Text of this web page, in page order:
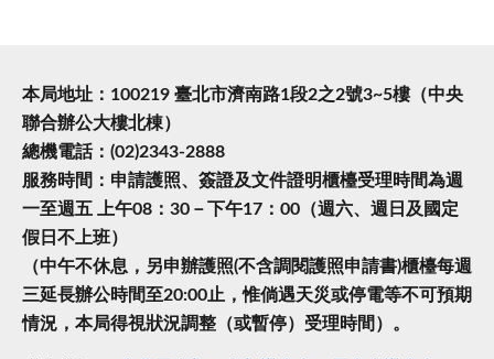
本局地址：100219 臺北市濟南路1段2之2號3~5樓（中央
聯合辦公大樓北棟）
總機電話：(02)2343-2888
服務時間：申請護照、簽證及文件證明櫃檯受理時間為週
一至週五 上午08：30－下午17：00（週六、週日及國定
假日不上班）
（中午不休息，另申辦護照(不含調閱護照申請書)櫃檯每週
三延長辦公時間至20:00止，惟倘遇天災或停電等不可預期
情況，本局得視狀況調整（或暫停）受理時間）。